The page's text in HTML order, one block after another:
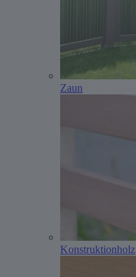
Zaun
Konstruktionholz